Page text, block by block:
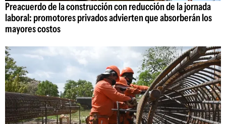
Preacuerdo de la construcción con reducción de la jornada
laboral: promotores privados advierten que absorberán los
mayores costos